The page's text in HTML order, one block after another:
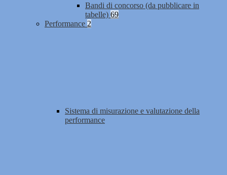
Bandi di concorso (da pubblicare in
tabelle) 69
Performance 2
Sistema di misurazione e valutazione della
performance